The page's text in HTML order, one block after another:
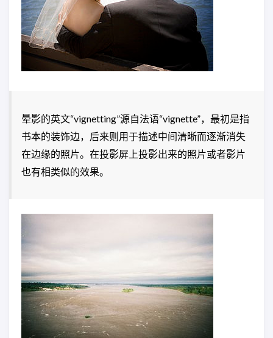
晕影的英文“vignetting”源自法语“vignette”，最初是指
书本的装饰边，后来则用于描述中间清晰而逐渐消失
在边缘的照片。在投影屏上投影出来的照片或者影片
也有相类似的效果。